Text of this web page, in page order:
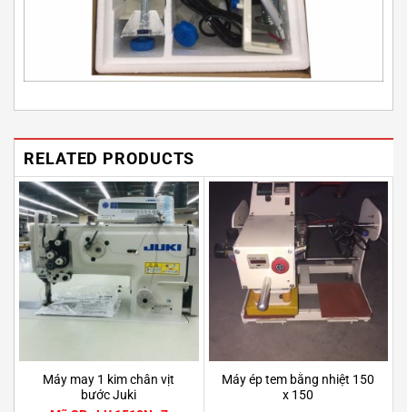
RELATED PRODUCTS
Máy may 1 kim chân vịt
bước Juki
Máy ép tem bằng nhiệt 150
x 150